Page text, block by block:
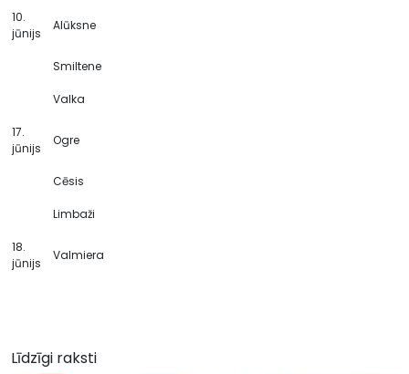
10.
jūnijs
Alūksne
Smiltene
Valka
17.
jūnijs
Ogre
Cēsis
Limbaži
18.
jūnijs
Valmiera
Līdzīgi raksti